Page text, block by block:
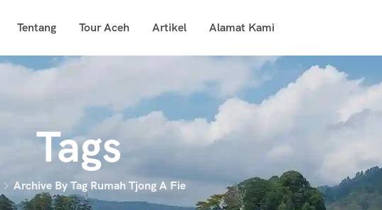
Tentang Tour Aceh Artikel Alamat Kami
Tags
Archive By Tag Rumah Tjong A Fie